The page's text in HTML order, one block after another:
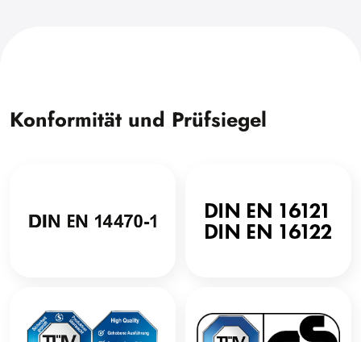
Konformität und Prüfsiegel